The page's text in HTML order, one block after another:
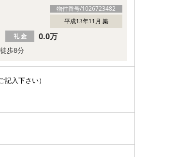
物件番号/1026723482
平成13年11月 築
歩8分
礼 金 0.0万
入下さい）